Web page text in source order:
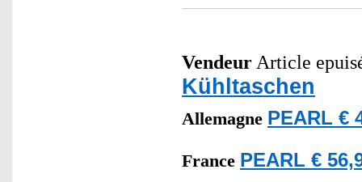
Vendeur Article
Kühltaschen
Allemagne PEARL €
France PEARL €